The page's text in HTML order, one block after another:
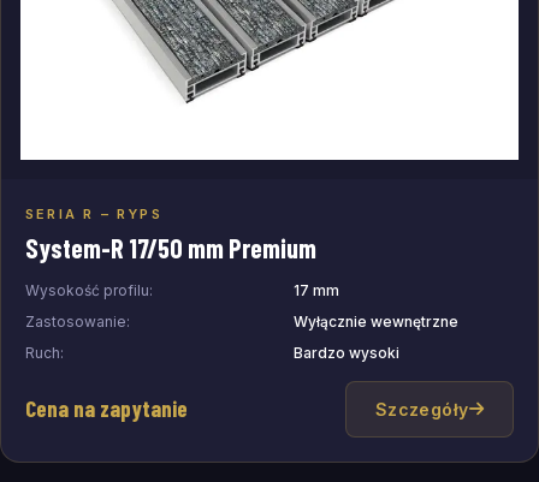
SERIA R – RYPS
System-R 17/50 mm Premium
Wysokość profilu:
17 mm
Zastosowanie:
Wyłącznie wewnętrzne
Ruch:
Bardzo wysoki
Cena na zapytanie Szczegóły